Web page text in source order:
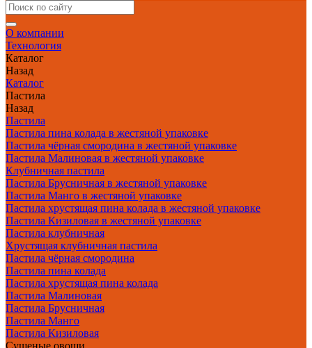
О компании
Технология
Каталог
Назад
Каталог
Пастила
Назад
Пастила
Пастила пина колада в жестяной упаковке
Пастила чёрная смородина в жестяной упаковке
Пастила Малиновая в жестяной упаковке
Клубничная пастила
Пастила Брусничная в жестяной упаковке
Пастила Манго в жестяной упаковке
Пастила хрустящая пина колада в жестяной упаковке
Пастила Кизиловая в жестяной упаковке
Пастила клубничная
Хрустящая клубничная пастила
Пастила чёрная смородина
Пастила пина колада
Пастила хрустящая пина колада
Пастила Малиновая
Пастила Брусничная
Пастила Манго
Пастила Кизиловая
Сушеные овощи